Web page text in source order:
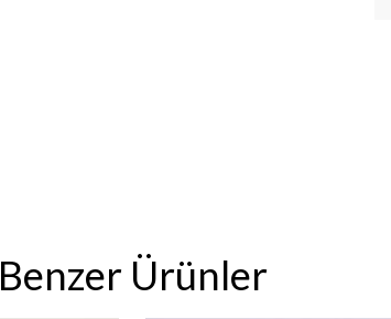
Benzer Ürünler